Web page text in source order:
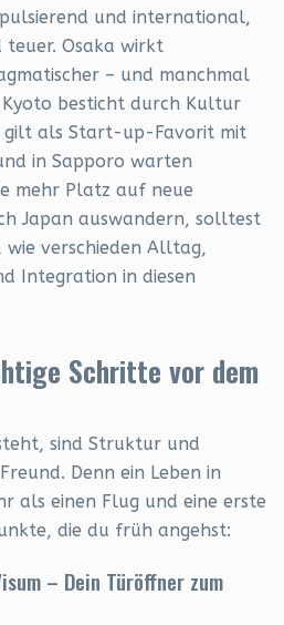
und international,
Osaka wirkt
– und manchmal
besticht durch Kultur
gilt als Start-up-Favorit mit
in Sapporo warten
mehr Platz auf neue
Japan auswandern, solltest
wie verschieden Alltag,
Integration in diesen
Schritte vor dem
sind Struktur und
Denn ein Leben in
als einen Flug und eine erste
die du früh angehst:
– Dein Türöffner zum